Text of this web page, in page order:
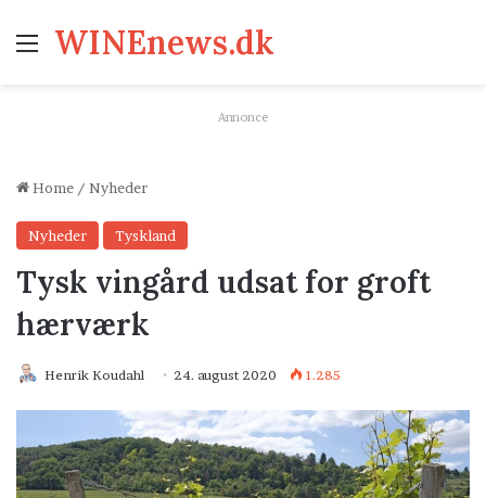
Menu
WINEnews.dk
Annonce
Home / Nyheder
Nyheder Tyskland
Tysk vingård udsat for groft
hærværk
Henrik Koudahl 24. august 2020 1.285